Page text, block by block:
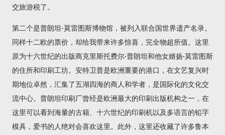
交旅游税了。
第二个是普朗坦-莫雷图斯博物馆，被列入联合国世界遗产名录。
同样十二欧的票价，却给我带来许多惊喜，完全物超所值。这里
原为十六世纪的出版商克里斯托费尔·普朗坦和他女婿扬·莫雷图斯
的住所和印刷工坊。安特卫普是欧洲重要的港口，在文艺复兴时
期地位卓然，汇集了五湖四海的商人和学者，是国际化的文化交
流中心。普朗坦印刷厂曾经是欧洲最大的印刷出版机构之一，在
这里可以看到海量的古籍、十六世纪的印刷机以及多语言的铅字
模具，爱书的人绝对会喜欢这里。此外，这里还收藏了许多鲁本